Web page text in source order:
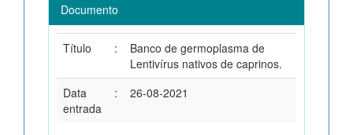
Documento
Título :
Banco de germoplasma de
Lentivírus nativos de caprinos.
Data
entrada
: 26-08-2021